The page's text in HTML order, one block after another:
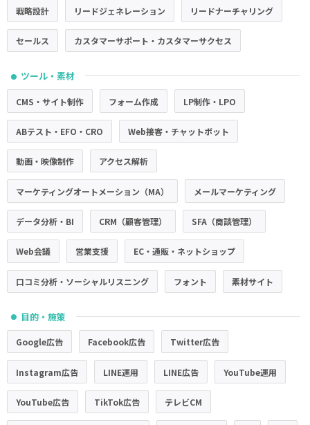
戦略設計 リードジェネレーション リードナーチャリング
セールス カスタマーサポート・カスタマーサクセス
● ツール・素材
CMS・サイト制作 フォーム作成 LP制作・LPO
ABテスト・EFO・CRO Web接客・チャットボット
動画・映像制作 アクセス解析
マーケティングオートメーション（MA） メールマーケティング
データ分析・BI CRM（顧客管理） SFA（商談管理）
Web会議 営業支援 EC・通販・ネットショップ
口コミ分析・ソーシャルリスニング フォント 素材サイト
● 目的・施策
Google広告 Facebook広告 Twitter広告
Instagram広告 LINE運用 LINE広告 YouTube運用
YouTube広告 TikTok広告 テレビCM